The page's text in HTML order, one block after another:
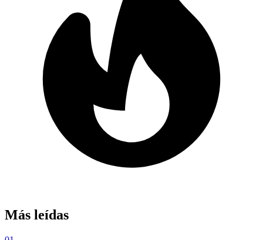
Más leídas